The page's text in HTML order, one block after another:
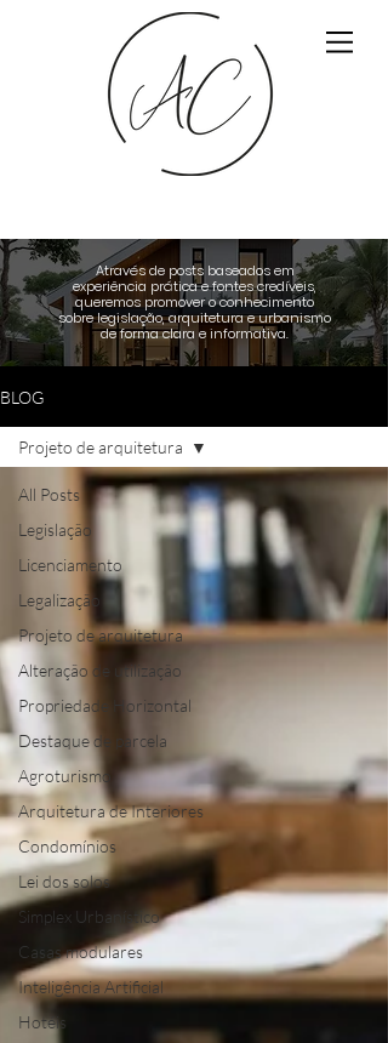
Através de posts baseados em
experiência prática e fontes credíveis,
queremos promover o conhecimento
sobre legislação, arquitetura e urbanismo
de forma clara e informativa.
BLOG
All Posts
Legislação
Licenciamento
Legalização
Projeto de arquitetura
Alteração de utilização
Propriedade Horizontal
Destaque de parcela
Agroturismo
Arquitetura de Interiores
Condomínios
Lei dos solos
Simplex Urbanístico
Casas modulares
Inteligência Artificial
Hotéis
Projeto de arquitetura